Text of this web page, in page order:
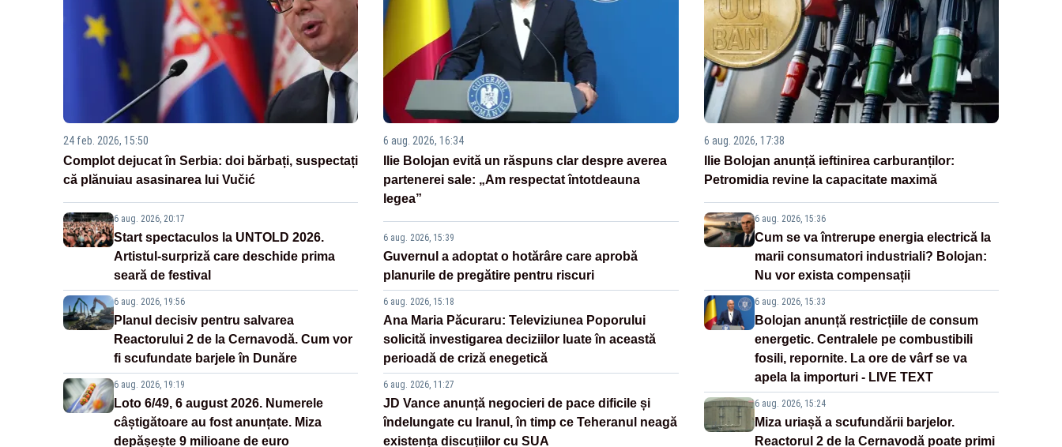
24 feb. 2026, 15:50
Complot dejucat în Serbia: doi bărbați, suspectați
că plănuiau asasinarea lui Vučić
6 aug. 2026, 20:17
Start spectaculos la UNTOLD 2026.
Artistul-surpriză care deschide prima
seară de festival
6 aug. 2026, 19:56
Planul decisiv pentru salvarea
Reactorului 2 de la Cernavodă. Cum vor
fi scufundate barjele în Dunăre
6 aug. 2026, 19:19
Loto 6/49, 6 august 2026. Numerele
câștigătoare au fost anunțate. Miza
depășește 9 milioane de euro
6 aug. 2026, 16:34
Ilie Bolojan evită un răspuns clar despre averea
partenerei sale: „Am respectat întotdeauna
legea”
6 aug. 2026, 15:39
Guvernul a adoptat o hotărâre care aprobă
planurile de pregătire pentru riscuri
6 aug. 2026, 15:18
Ana Maria Păcuraru: Televiziunea Poporului
solicită investigarea deciziilor luate în această
perioadă de criză enegetică
6 aug. 2026, 11:27
JD Vance anunță negocieri de pace dificile și
îndelungate cu Iranul, în timp ce Teheranul neagă
existența discuțiilor cu SUA
6 aug. 2026, 17:38
Ilie Bolojan anunță ieftinirea carburanților:
Petromidia revine la capacitate maximă
6 aug. 2026, 15:36
Cum se va întrerupe energia electrică la
marii consumatori industriali? Bolojan:
Nu vor exista compensații
6 aug. 2026, 15:33
Bolojan anunță restricțiile de consum
energetic. Centralele pe combustibili
fosili, repornite. La ore de vârf se va
apela la importuri - LIVE TEXT
6 aug. 2026, 15:24
Miza uriașă a scufundării barjelor.
Reactorul 2 de la Cernavodă poate primi